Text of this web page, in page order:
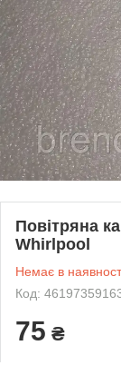
Повітряна
Whirlpool
Немає в
Код:
75 ₴